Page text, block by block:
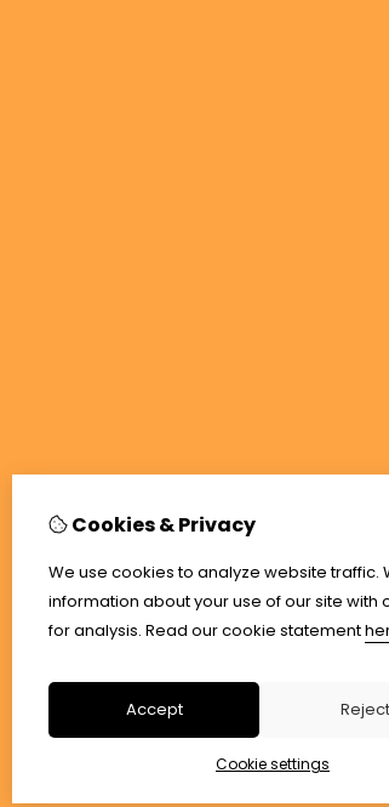
Cookies & Privacy
We use cookies to analyze website traffic.
information about your use of our site with
for analysis. Read our cookie statement
Accept Reject
Cookie settings